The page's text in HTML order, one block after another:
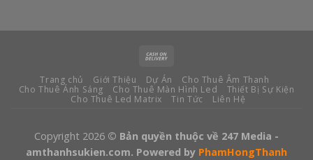
Trang chủ Giới Thiệu Dự Án
Cho Thuê Âm Thanh
Cho Thuê Ánh Sáng
Cho Thuê Màn Hình Led
Thiết Bị Sự Kiện
Cho Thuê Led Matrix
Tin Tức Liên Hệ
Copyright 2026 © Bản quyền thuộc về 247 Media -
amthanhsukien.com. Powered by PhamHongThanh